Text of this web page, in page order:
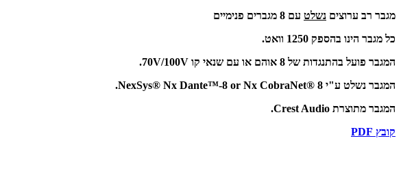
מגבר רב ערוצים נשלט עם 8 מגברים פנימיים
כל מגבר הינו בהספק 1250 וואט.
המגבר פועל בהתנגדות של 8 אוהם או עם שנאי קו 70V/100V.
המגבר נשלט ע"י NexSys® Nx Dante™-8 or Nx CobraNet® 8.
המגבר מתוצרת Crest Audio.
קובץ PDF